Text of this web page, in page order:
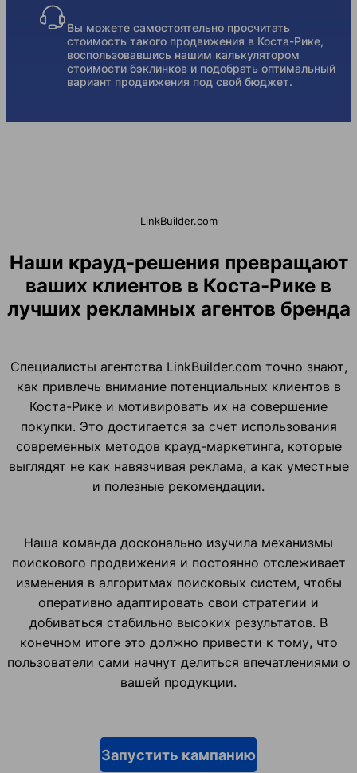
Вы можете самостоятельно просчитать
стоимость такого продвижения в Коста-Рике,
воспользовавшись нашим калькулятором
стоимости бэклинков и подобрать оптимальный
вариант продвижения под свой бюджет.
LinkBuilder.com
Наши крауд-решения превращают
ваших клиентов в Коста-Рике в
лучших рекламных агентов бренда
Специалисты агентства LinkBuilder.com точно знают,
как привлечь внимание потенциальных клиентов в
Коста-Рике и мотивировать их на совершение
покупки. Это достигается за счет использования
современных методов крауд-маркетинга, которые
выглядят не как навязчивая реклама, а как уместные
и полезные рекомендации.
Наша команда досконально изучила механизмы
поискового продвижения и постоянно отслеживает
изменения в алгоритмах поисковых систем, чтобы
оперативно адаптировать свои стратегии и
добиваться стабильно высоких результатов. В
конечном итоге это должно привести к тому, что
пользователи сами начнут делиться впечатлениями о
вашей продукции.
Запустить кампанию